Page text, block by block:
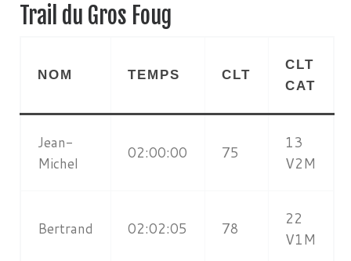
Trail du Gros Foug
NOM TEMPS CLT
CLT
CAT
Jean-
Michel
02:00:00 75
13
V2M
Bertrand 02:02:05 78
22
V1M